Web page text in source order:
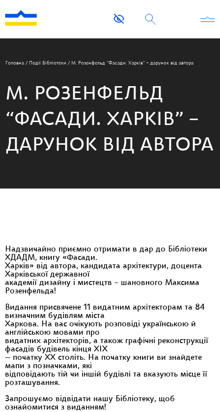
Головна / Події Бібліотеки / М. Розенфельд “Фасади. Харків” – дарунок від автора
М. РОЗЕНФЕЛЬД
“ФАСАДИ. ХАРКІВ” –
ДАРУНОК ВІД АВТОРА
Надзвичайно приємно отримати в дар до Бібліотеки
ХДАДМ, книгу «Фасади.
Харків» від автора, кандидата архітектури, доцента
Харківської державної
академії дизайну і мистецтв – шановного Максима
Розенфельда!
Видання присвячене 11 видатним архітекторам та 84
визначним будівлям міста
Харкова. На вас очікують розповіді українською й
англійською мовами про
видатних архітекторів, а також графічні реконструкції
фасадів будівель кінця ХIХ
— початку ХХ століть. На початку книги ви знайдете
мапи з позначками, які
відповідають тій чи іншій будівлі та вказують місце її
розташування.
Запрошуємо відвідати нашу Бібліотеку, щоб
ознайомитися з виданням!